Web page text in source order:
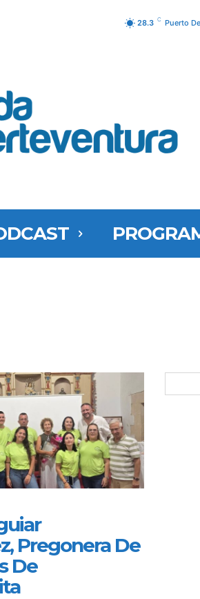
28.3 C Puerto
Pregonera De
De